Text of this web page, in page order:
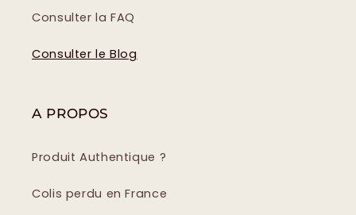
Consulter la FAQ
Consulter le Blog
A PROPOS
Produit Authentique ?
Colis perdu en France